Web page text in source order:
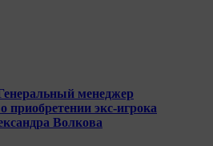
менеджер
приобретении экс-игрока
Волкова